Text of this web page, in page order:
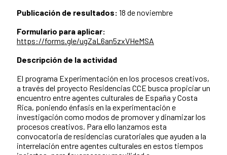
Publicación de resultados: 18 de noviembre
Formulario para aplicar:
https://forms.gle/ugZaL6an5zxVHeMSA
Descripción de la actividad
El programa Experimentación en los procesos creativos,
a través del proyecto Residencias CCE busca propiciar un
encuentro entre agentes culturales de España y Costa
Rica, poniendo énfasis en la experimentación e
investigación como modos de promover y dinamizar los
procesos creativos. Para ello lanzamos esta
convocatoria de residencias curatoriales que ayuden a la
interrelación entre agentes culturales en estos tiempos